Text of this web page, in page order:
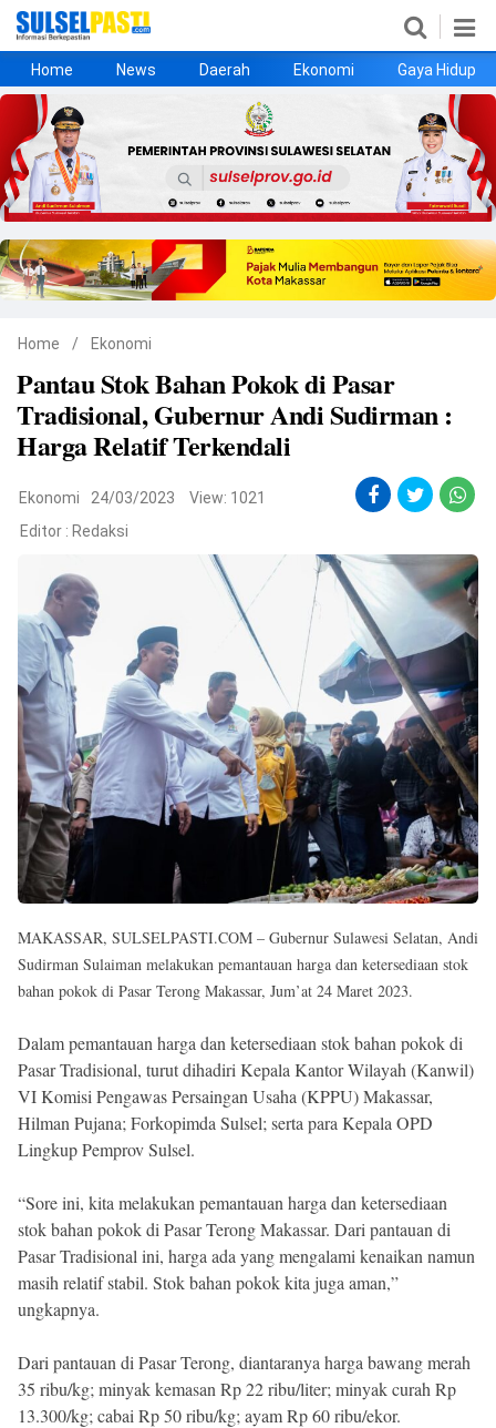
Home
News
Daerah
Ekonomi
Gaya Hidup
Kesehatan
Metro
Nasional
Hukrim
Olahraga
Politik
UMKM
Opini
©
Copyright
2026
Sulselpasti.com
.
Reserved
Home News Daerah Ekonomi Gaya Hidup
Home / Ekonomi
Pantau Stok Bahan Pokok di Pasar
Tradisional, Gubernur Andi Sudirman :
Harga Relatif Terkendali
Ekonomi 24/03/2023
View: 1021
Editor : Redaksi
MAKASSAR, SULSELPASTI.COM – Gubernur Sulawesi Selatan, Andi
Sudirman Sulaiman melakukan pemantauan harga dan ketersediaan stok
bahan pokok di Pasar Terong Makassar, Jum’at 24 Maret 2023.
Dalam pemantauan harga dan ketersediaan stok bahan pokok di
Pasar Tradisional, turut dihadiri Kepala Kantor Wilayah (Kanwil)
VI Komisi Pengawas Persaingan Usaha (KPPU) Makassar,
Hilman Pujana; Forkopimda Sulsel; serta para Kepala OPD
Lingkup Pemprov Sulsel.
“Sore ini, kita melakukan pemantauan harga dan ketersediaan
stok bahan pokok di Pasar Terong Makassar. Dari pantauan di
Pasar Tradisional ini, harga ada yang mengalami kenaikan namun
masih relatif stabil. Stok bahan pokok kita juga aman,”
ungkapnya.
Dari pantauan di Pasar Terong, diantaranya harga bawang merah
35 ribu/kg; minyak kemasan Rp 22 ribu/liter; minyak curah Rp
13.300/kg; cabai Rp 50 ribu/kg; ayam Rp 60 ribu/ekor.